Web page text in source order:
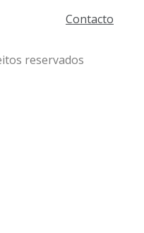
Contacto
reservados